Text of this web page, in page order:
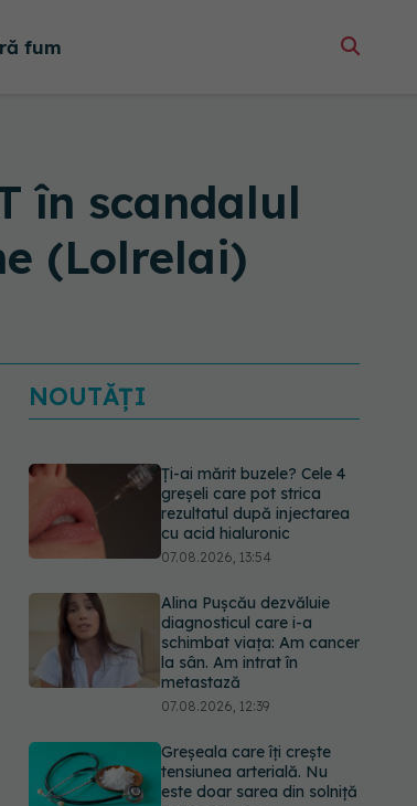
fum
în scandalul
(Lolrelai)
NOUTĂȚI
Ți-ai mărit buzele? Cele 4
greșeli care pot strica
rezultatul după injectarea
cu acid hialuronic
07.08.2026, 13:54
Alina Pușcău dezvăluie
diagnosticul care i-a
schimbat viața: Am cancer
la sân. Am intrat în
metastază
07.08.2026, 12:39
Greșeala care îți crește
tensiunea arterială. Nu
este doar sarea din solniță